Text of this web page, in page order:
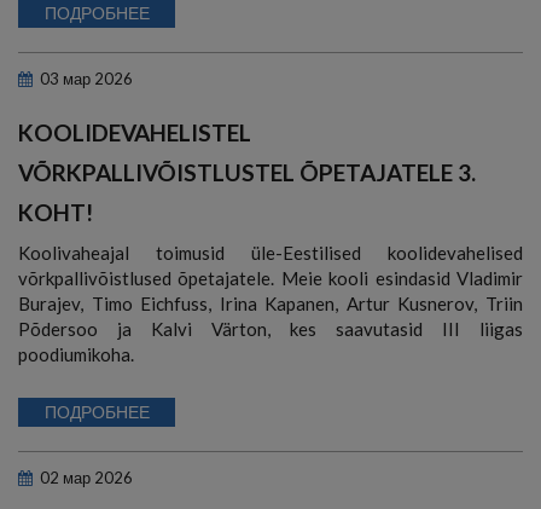
ПОДРОБНЕЕ
03 мар 2026
KOOLIDEVAHELISTEL
VÕRKPALLIVÕISTLUSTEL ÕPETAJATELE 3.
KOHT!
Koolivaheajal toimusid üle-Eestilised koolidevahelised
võrkpallivõistlused õpetajatele. Meie kooli esindasid Vladimir
Burajev, Timo Eichfuss, Irina Kapanen, Artur Kusnerov, Triin
Põdersoo ja Kalvi Värton, kes saavutasid III liigas
poodiumikoha.
ПОДРОБНЕЕ
02 мар 2026